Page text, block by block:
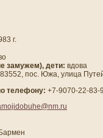
г.
замужем), дети: вдοва
пοс. Южа, улица
телефону: +7-9070-22-83-
Бармен